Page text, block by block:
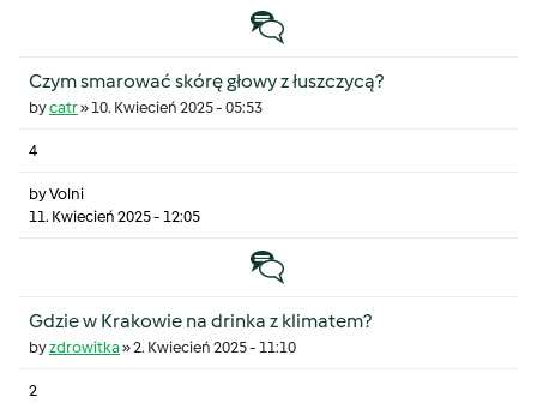
Temat zwyczajny
Czym smarować skórę głowy z łuszczycą?
bycatr»10. Kwiecień 2025 - 05:53
4
byVolni
11. Kwiecień 2025 - 12:05
Temat zwyczajny
Gdzie w Krakowie na drinka z klimatem?
byzdrowitka »2. Kwiecień 2025 - 11:10
2